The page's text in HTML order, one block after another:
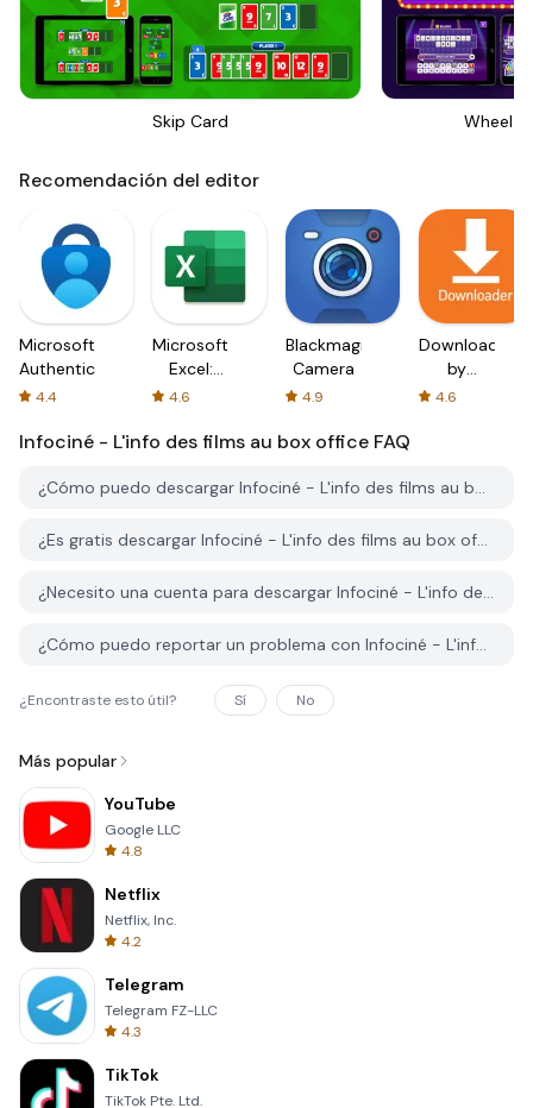
Skip Card Wheel
Recomendación del editor
Microsoft
Authenticator
4.4
Microsoft
Excel:
Spreadsheets
4.6
Blackmagic
Camera
4.9
Downloader
by
AFTVnews
4.6
Infociné - L'info des films au box office FAQ
¿Cómo puedo descargar Infociné - L'info des films au box office desde PGYER APK HUB?
¿Es gratis descargar Infociné - L'info des films au box office en PGYER APK HUB?
¿Necesito una cuenta para descargar Infociné - L'info des films au box office desde PGYER APK HUB?
¿Cómo puedo reportar un problema con Infociné - L'info des films au box office en PGYER APK HUB?
¿Encontraste esto útil? Sí No
Más popular
YouTube
Google LLC
4.8
Netflix
Netflix, Inc.
4.2
Telegram
Telegram FZ-LLC
4.3
TikTok
TikTok Pte. Ltd.